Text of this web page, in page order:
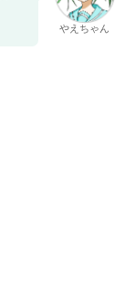
やえちゃん